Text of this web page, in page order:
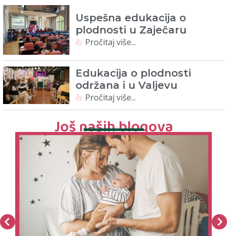
Uspešna edukacija o
plodnosti u Zaječaru
Pročitaj više...
Edukacija o plodnosti
održana i u Valjevu
Pročitaj više...
Još naših blogova